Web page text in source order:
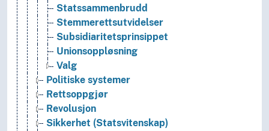
Statssammenbrudd
Stemmerettsutvidelser
Subsidiaritetsprinsippet
Unionsoppløsning
Valg
Politiske systemer
Rettsoppgjør
Revolusjon
Sikkerhet (Statsvitenskap)